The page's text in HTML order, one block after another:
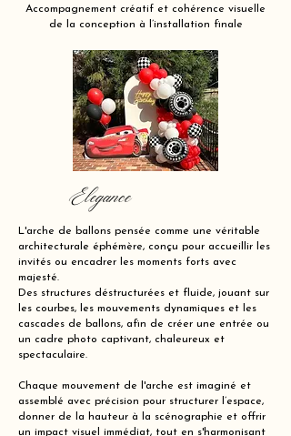
Accompagnement créatif et cohérence visuelle
de la conception à l’installation finale
Elegance
L'arche de ballons pensée comme une véritable
architecturale éphémère, conçu pour accueillir les
invités ou encadrer les moments forts avec
majesté.
Des structures déstructurées et fluide, jouant sur
les courbes, les mouvements dynamiques et les
cascades de ballons, afin de créer une entrée ou
un cadre photo captivant, chaleureux et
spectaculaire.
Chaque mouvement de l'arche est imaginé et
assemblé avec précision pour structurer l’espace,
donner de la hauteur à la scénographie et offrir
un impact visuel immédiat, tout en s'harmonisant